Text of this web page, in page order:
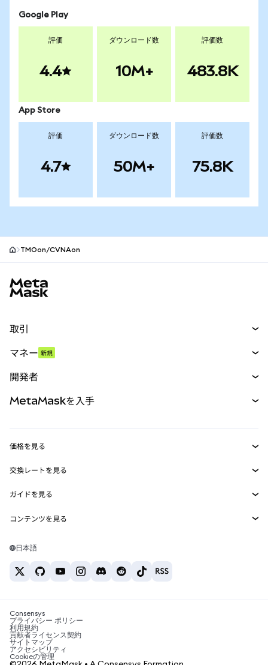
Google Play
評価
4.4
ダウンロード数
10M+
評価数
483.8K
App Store
評価
4.7
ダウンロード数
50M+
評価数
75.8K
TMOon/CVNAon
取引
パーペチュアル
RWA
マネー 新規
開発者
MetaMask Connect
Snaps
Web3サービス
MetaMaskを入手
セキュリティ
サポート
キャリア
お問い合わせ
価格を見る
イーサリアムの価格
Solanaの価格
Tetherの価格
交換レートを見る
ETH→USD
USDT→INR
BTC→INR
ETH→USDT
ガイドを見る
ETHの購入
USDTの購入
SHIBの購入
BNBの購入
コンテンツを見る
Solanaウォレット
税制関連ニュース
暗号資産の購入方法は？
ビットコインを売るには？
日本語
Consensys
プライバシー ポリシー
利用規約
貢献者ライセンス契約
サイトマップ
アクセシビリティ
Cookieの管理